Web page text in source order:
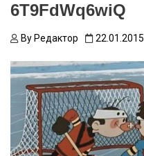
6T9FdWq6wiQ
By Редактор 22.01.2015